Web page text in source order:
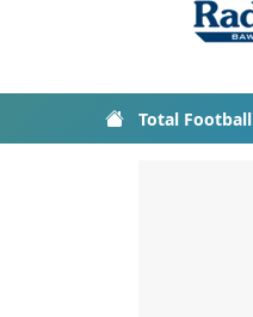
Total Football